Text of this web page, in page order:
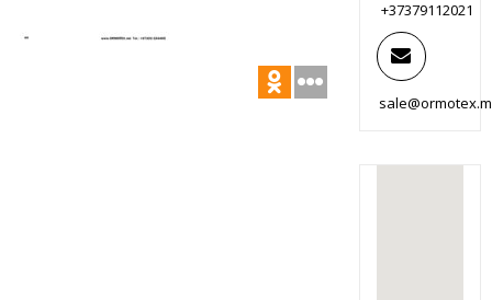
+37379112021